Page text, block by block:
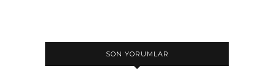
SON YORUMLAR